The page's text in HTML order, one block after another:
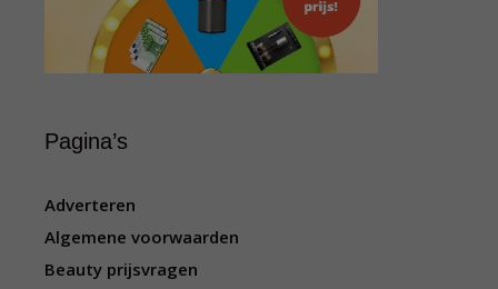
Pagina’s
Adverteren
Algemene voorwaarden
Beauty prijsvragen